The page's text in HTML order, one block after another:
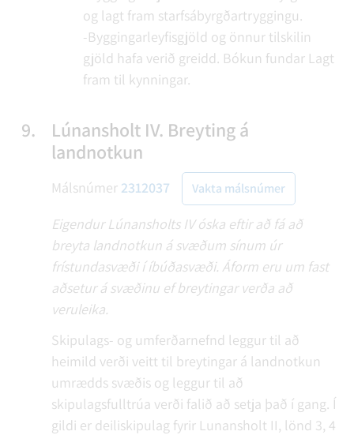
og lagt fram starfsábyrgðartryggingu.
-Byggingarleyfisgjöld og önnur tilskilin
gjöld hafa verið greidd. Bókun fundar Lagt
fram til kynningar.
9.
Lúnansholt IV. Breyting á
landnotkun
Málsnúmer 2312037 Vakta málsnúmer
Eigendur Lúnansholts IV óska eftir að fá að
breyta landnotkun á svæðum sínum úr
frístundasvæði í íbúðasvæði. Áform eru um fast
aðsetur á svæðinu ef breytingar verða að
veruleika.
Skipulags- og umferðarnefnd leggur til að
heimild verði veitt til breytingar á landnotkun
umrædds svæðis og leggur til að
skipulagsfulltrúa verði falið að setja það í gang. Í
gildi er deiliskipulag fyrir Lunansholt II, lönd 3, 4